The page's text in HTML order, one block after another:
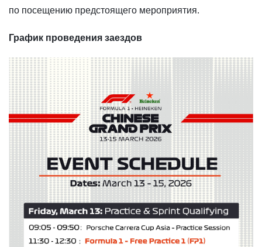
по посещению предстоящего мероприятия.
График проведения заездов